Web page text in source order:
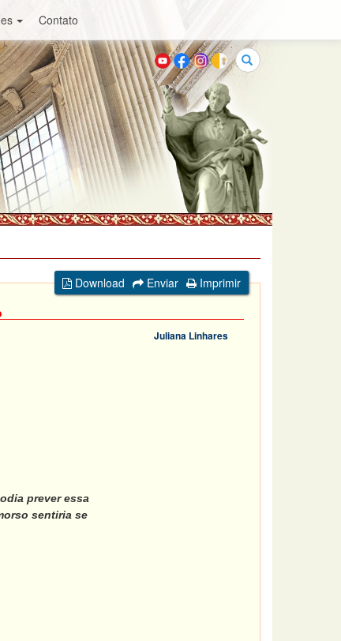
Contato
Buscar
Download Enviar
Imprimir
Juliana Linhares
prever essa
sentiria se